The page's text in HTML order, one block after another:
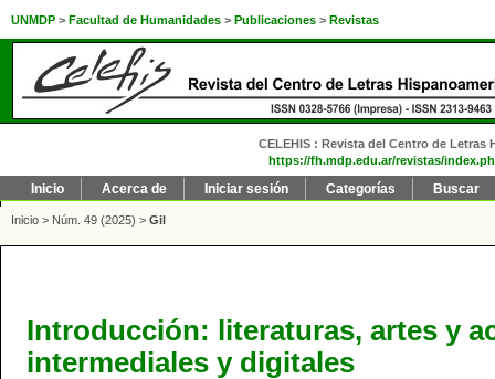
UNMDP > Facultad de Humanidades > Publicaciones > Revistas
CELEHIS : Revista del Centro de
https://fh.mdp.edu.ar/revistas/
Inicio Acerca de Iniciar sesión Categorías Buscar
Inicio > Núm. 49 (2025) > Gil
Introducción: literaturas, artes y
intermediales y digitales